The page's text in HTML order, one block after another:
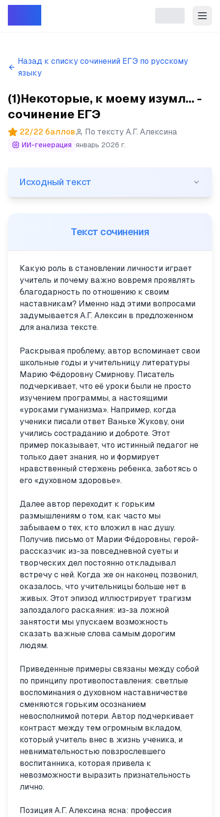
Назад к списку сочинений ЕГЭ по русскому
языку
(1)Некоторые, к моему изумл... -
сочинение ЕГЭ
22/22 баллов По тексту А.Г. Алексина
ИИ-генерация январь 2026 г.
(1)Некоторые, к моему изумлению, вспоминают
Исходный текст
Текст сочинения
Какую роль в становлении личности играет
учитель и почему важно вовремя проявлять
благодарность по отношению к своим
наставникам? Именно над этими вопросами
задумывается А.Г. Алексин в предложенном
для анализа тексте.
Раскрывая проблему, автор вспоминает свои
школьные годы и учительницу литературы
Марию Фёдоровну Смирнову. Писатель
подчеркивает, что её уроки были не просто
изучением программы, а настоящими
«уроками гуманизма». Например, когда
ученики писали ответ Ваньке Жукову, они
учились состраданию и доброте. Этот
пример показывает, что истинный педагог не
только дает знания, но и формирует
нравственный стержень ребенка, заботясь о
его «духовном здоровье».
Далее автор переходит к горьким
размышлениям о том, как часто мы
забываем о тех, кто вложил в нас душу.
Получив письмо от Марии Фёдоровны, герой-
рассказчик из-за повседневной суеты и
творческих дел постоянно откладывал
встречу с ней. Когда же он наконец позвонил,
оказалось, что учительницы больше нет в
живых. Этот эпизод иллюстрирует трагизм
запоздалого раскаяния: из-за ложной
занятости мы упускаем возможность
сказать важные слова самым дорогим
людям.
Приведенные примеры связаны между собой
по принципу противопоставления: светлые
воспоминания о духовном наставничестве
сменяются горьким осознанием
невосполнимой потери. Автор подчеркивает
контраст между тем огромным вкладом,
который учитель внес в жизнь ученика, и
невнимательностью повзрослевшего
воспитанника, которая привела к
невозможности выразить признательность
лично.
Позиция А.Г. Алексина ясна: профессия